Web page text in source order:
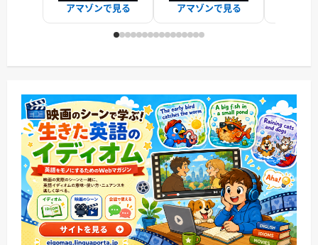
アマゾンで見る アマゾンで見る